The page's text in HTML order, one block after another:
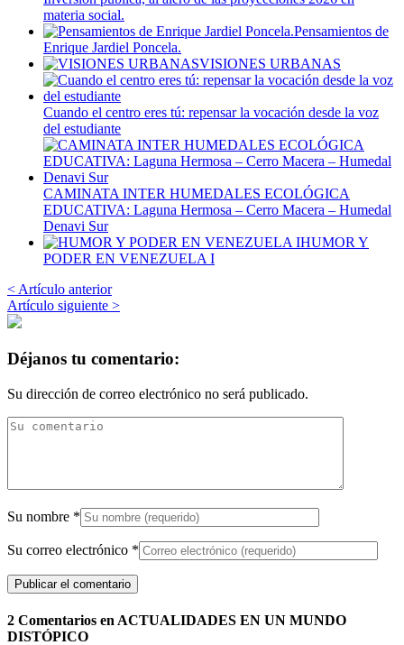
materia social.
Pensamientos de
Enrique Jardiel Poncela.
VISIONES URBANAS
Cuando el centro eres tú: repensar la vocación desde la voz
del estudiante
CAMINATA INTER HUMEDALES ECOLÓGICA
EDUCATIVA: Laguna Hermosa – Cerro Macera – Humedal
Denavi Sur
HUMOR Y
PODER EN VENEZUELA I
< Artículo anterior
Artículo siguiente >
Déjanos tu comentario:
Su dirección de correo electrónico no será publicado.
Su nombre *
Su correo electrónico *
2 Comentarios en ACTUALIDADES EN UN MUNDO
DISTÓPICO